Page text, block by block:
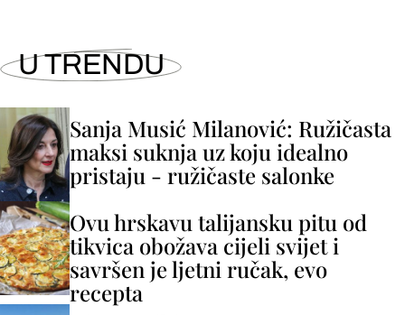
U TRENDU
Sanja Musić Milanović: Ružičasta
maksi suknja uz koju idealno
pristaju - ružičaste salonke
Ovu hrskavu talijansku pitu od
tikvica obožava cijeli svijet i
savršen je ljetni ručak, evo
recepta